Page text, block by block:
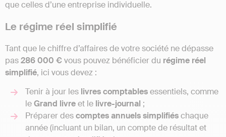
que celles d’une entreprise individuelle.
Le régime réel simplifié
Tant que le chiffre d’affaires de votre société ne dépasse
pas286 000 €vous pouvez bénéficier du régime réel
simplifié, ici vous devez :
Tenir à jour les livrescomptablesessentiels, comme
leGrand livreet le livre-journal ;
Préparer descomptesannuelssimplifiéschaque
année (incluant un bilan, un compte de résultat et